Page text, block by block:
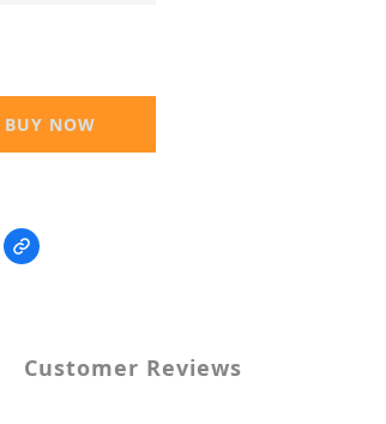
BUY NOW
Customer Reviews